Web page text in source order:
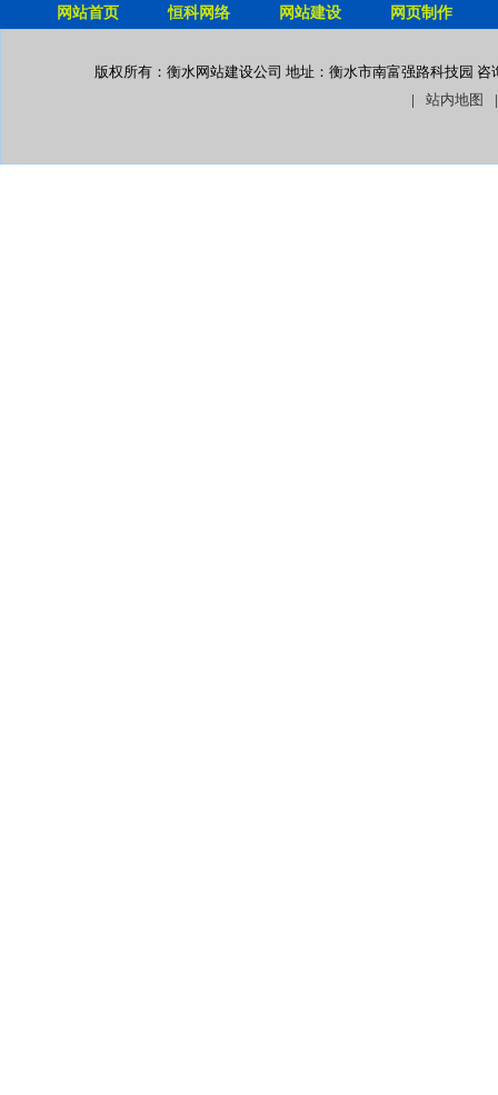
网站首页 恒科网络 网站建设 网页制作
版权所有：衡水网站建设公司 地址：衡水市南富强路科技园 咨
|
站内地图 |